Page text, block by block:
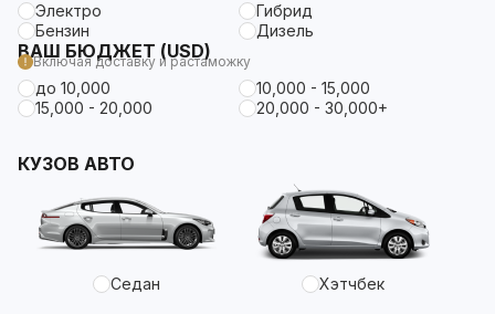
Электро
Гибрид
Бензин
Дизель
ВАШ БЮДЖЕТ (USD)
Включая доставку и растаможку
до 10,000
10,000 - 15,000
15,000 - 20,000
20,000 - 30,000+
КУЗОВ АВТО
Седан Хэтчбек